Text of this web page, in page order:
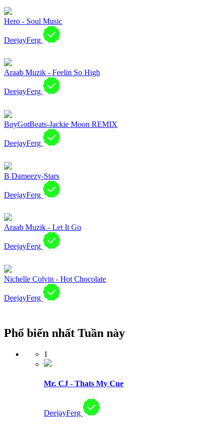
Hero - Soul Music
DeejayFerg
Araab Muzik - Feelin So High
DeejayFerg
BoyGotBeats-Jackie Moon REMIX
DeejayFerg
B Dameezy-Stars
DeejayFerg
Araab Muzik - Let It Go
DeejayFerg
Nichelle Colvin - Hot Chocolate
DeejayFerg
Phổ biến nhất Tuần này
1
Mr. CJ - Thats My Cue
DeejayFerg